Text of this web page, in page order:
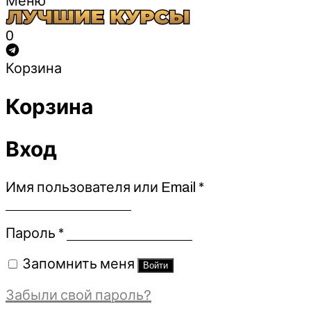
0
Корзина
Корзина
Вход
Имя пользователя или Email *Обязательно
Пароль *Обязательно
Запомнить меня Войти
Забыли свой пароль?